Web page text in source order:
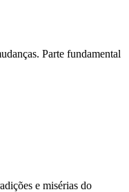
Parte fundamental
e misérias do